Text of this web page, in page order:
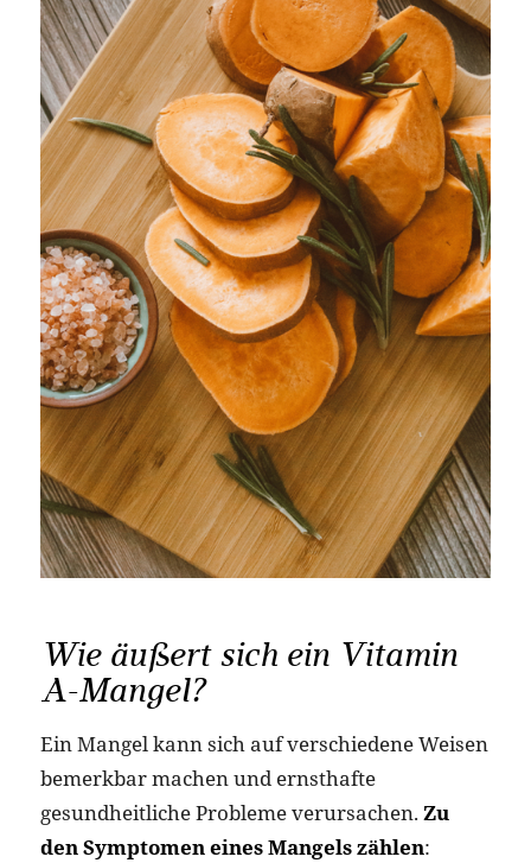
Wie äußert sich ein Vitamin
A-Mangel?
Ein Mangel kann sich auf verschiedene Weisen
bemerkbar machen und ernsthafte
gesundheitliche Probleme verursachen. Zu
den Symptomen eines Mangels zählen: